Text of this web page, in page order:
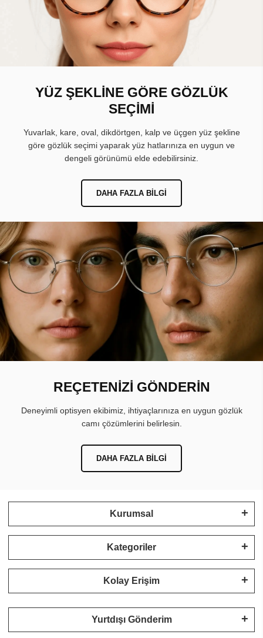
YÜZ ŞEKLİNE GÖRE GÖZLÜK
SEÇİMİ
Yuvarlak, kare, oval, dikdörtgen, kalp ve üçgen yüz şekline
göre gözlük seçimi yaparak yüz hatlarınıza en uygun ve
dengeli görünümü elde edebilirsiniz.
DAHA FAZLA BILGI
REÇETENİZİ GÖNDERİN
Deneyimli optisyen ekibimiz, ihtiyaçlarınıza en uygun gözlük
camı çözümlerini belirlesin.
DAHA FAZLA BILGI
Kurumsal
Kategoriler
Kolay Erişim
Yurtdışı Gönderim